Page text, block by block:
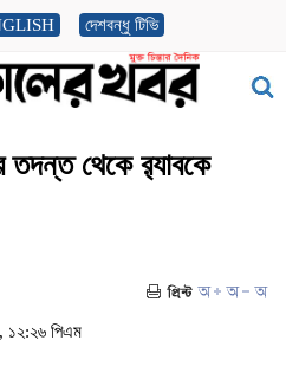
দেশবন্ধু টিভি
তদন্ত থেকে র‌্যাবকে
১২:২৬ পিএম